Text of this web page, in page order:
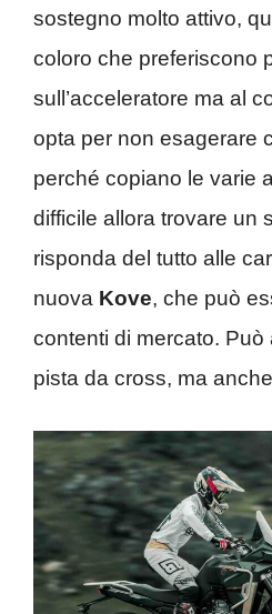
sostegno molto attivo,
coloro che preferiscono
sull’acceleratore ma al
opta per non esagerare
perché copiano le varie
difficile allora trovare un
risponda del tutto alle
nuova Kove, che può
contenti di mercato.
pista da cross, ma